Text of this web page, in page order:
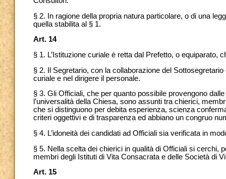
§ 2. In ragione della propria natura particolare, o di una
quella stabilita al § 1.
Art. 14
§ 1. L’Istituzione curiale è retta dal Prefetto, o equiparato,
§ 2. Il Segretario, con la collaborazione del
curiale e nel dirigere il personale.
§ 3. Gli Officiali, che per quanto possibile provengono
l’universalità della Chiesa, sono assunti tra chierici,
che si distinguono per debita esperienza, scienza
criteri oggettivi e di trasparenza ed abbiano un congruo
§ 4. L’idoneità dei candidati ad Officiali sia verificata in
§ 5. Nella scelta dei chierici in qualità di Officiali si cerchi,
membri degli Istituti di Vita Consacrata e delle Società di
Art. 15